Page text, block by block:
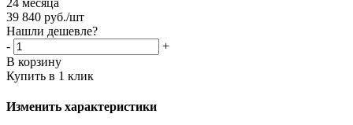
39 840 руб./шт
Нашли дешевле?
-
+
В корзину
Купить в 1 клик
Изменить характеристики